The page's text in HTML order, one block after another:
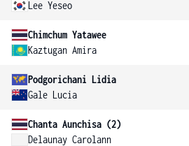
Lee Yeseo
Chimchum Yatawee
Kaztugan Amira
Podgorichani Lidia
Gale Lucia
Chanta Aunchisa (2)
Delaunay Carolann